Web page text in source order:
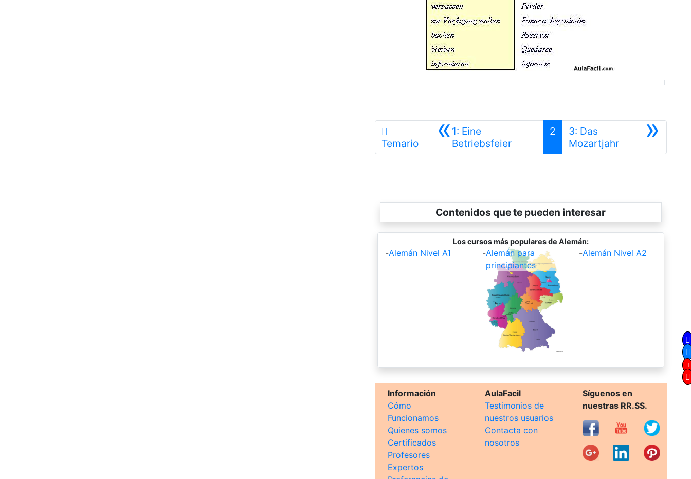
Temario «1: Eine
BetriebsfeierAnterior
2 »
3: Das
MozartjahrSiguiente
Contenidos que te pueden interesar
Los cursos más populares de Alemán:
-Alemán Nivel A1 -Alemán para
principiantes
-Alemán Nivel A2
Información
Cómo
Funcionamos
Quienes somos
Certificados
Profesores
Expertos
AulaFacil
Testimonios de
nuestros usuarios
Contacta con
nosotros
Síguenos en
nuestras RR.SS.